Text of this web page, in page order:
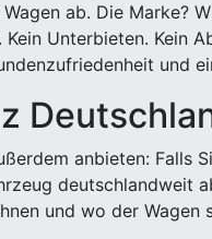
ab. Die Marke?
Kein Unterbieten. Kein
und
anbieten: Falls
deutschlandweit
und wo der